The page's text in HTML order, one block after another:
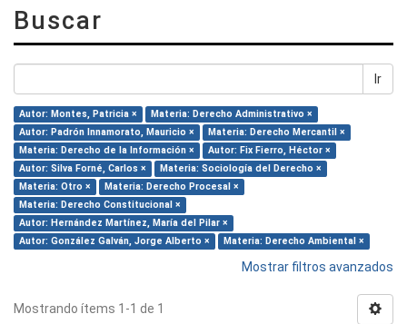
Buscar
Ir
Autor: Montes, Patricia ×
Materia: Derecho Administrativo ×
Autor: Padrón Innamorato, Mauricio ×
Materia: Derecho Mercantil ×
Materia: Derecho de la Información ×
Autor: Fix Fierro, Héctor ×
Autor: Silva Forné, Carlos ×
Materia: Sociología del Derecho ×
Materia: Otro ×
Materia: Derecho Procesal ×
Materia: Derecho Constitucional ×
Autor: Hernández Martínez, María del Pilar ×
Autor: González Galván, Jorge Alberto ×
Materia: Derecho Ambiental ×
Mostrar filtros avanzados
Mostrando ítems 1-1 de 1